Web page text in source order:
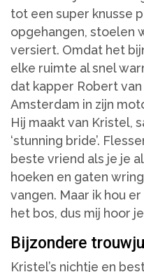
tot een super knusse
opgehangen, stoelen
versiert. Omdat het
elke ruimte al snel
dat kapper Robert
Amsterdam in zijn
Hij maakt van Kristel,
‘stunning bride’.
beste vriend als je je
hoeken en gaten
vangen. Maar ik hou
het bos, dus mij hoor
Bijzondere
Kristel’s nichtje en